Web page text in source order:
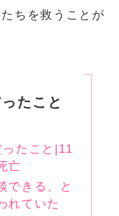
ちを救うことが
たこと
たこと|11
亡
できる、と
れていた